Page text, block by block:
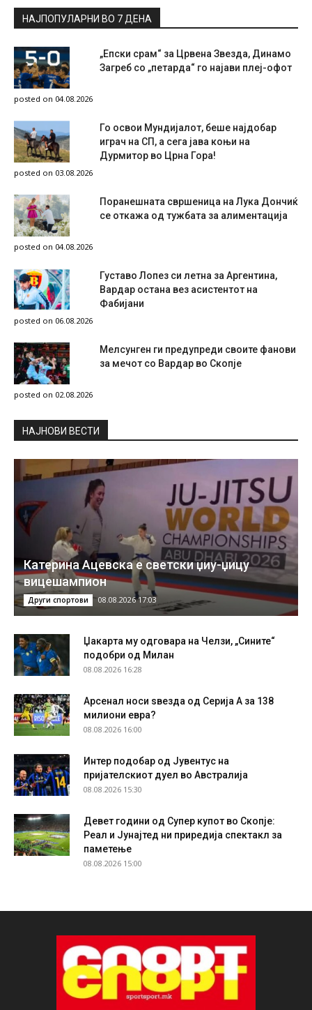
НАЈПОПУЛАРНИ ВО 7 ДЕНА
„Епски срам“ за Црвена Звезда, Динамо
Загреб со „петарда“ го најави плеј-офот
posted on 04.08.2026
Го освои Мундијалот, беше најдобар
играч на СП, а сега јава коњи на
Дурмитор во Црна Гора!
posted on 03.08.2026
Поранешната свршеница на Лука Дончиќ
се откажа од тужбата за алиментација
posted on 04.08.2026
Густаво Лопез си летна за Аргентина,
Вардар остана вез асистентот на
Фабијани
posted on 06.08.2026
Мелсунген ги предупреди своите фанови
за мечот со Вардар во Скопје
posted on 02.08.2026
НAЈНОВИ ВЕСТИ
Катерина Ацевска е светски џиу-џицу
вицешампион
Други спортови 08.08.2026 17:03
Џакарта му одговара на Челзи, „Сините“
подобри од Милан
08.08.2026 16:28
Арсенал носи ѕвезда од Серија А за 138
милиони евра?
08.08.2026 16:00
Интер подобар од Јувентус на
пријателскиот дуел во Австралија
08.08.2026 15:30
Девет години од Супер купот во Скопје:
Реал и Јунајтед ни приредија спектакл за
паметење
08.08.2026 15:00